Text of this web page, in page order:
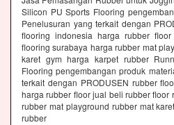
Silicon PU Sports Flooring
Penelusuran yang terkait dengan
flooring indonesia harga rubber
flooring surabaya harga rubber mat
karet gym harga karpet rubber
Flooring pengembangan produk
terkait dengan PRODUSEN rubber
harga rubber floor jual beli rubber floor
rubber mat playground rubber mat
rubber